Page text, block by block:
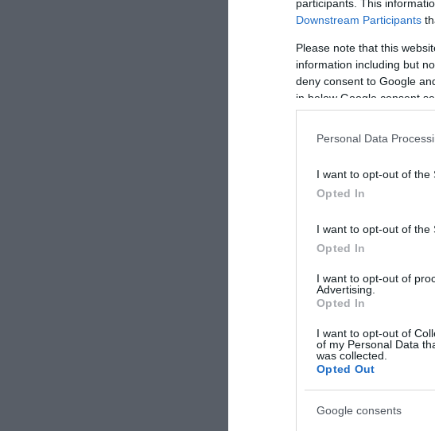
participants. This
Downstream Participants
Please note that this
information including but
deny consent to Google
in below Google consent
Personal Data
I want to opt-out of the
Opted In
I want to opt-out of the
Opted In
I want to opt-out of
Advertising.
Opted In
I want to opt-out of
of my Personal Data
was collected.
Opted Out
Google consents